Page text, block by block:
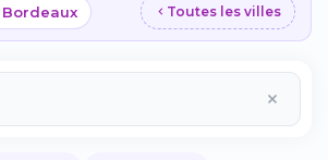
Bordeaux Toutes les villes